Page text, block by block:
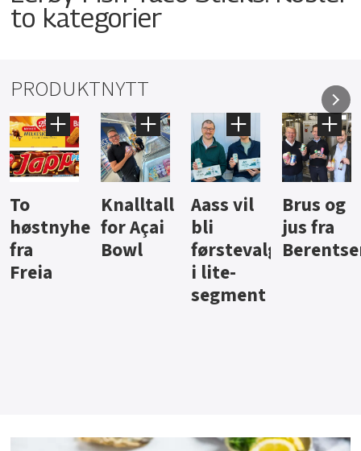
to kategorier
PRODUKTNYTT
Knalltall
for Açai
Bowl
Aass vil
bli
førstevalg
Brus og
jus fra
Berentsen
Hard
iste fra
Hansa